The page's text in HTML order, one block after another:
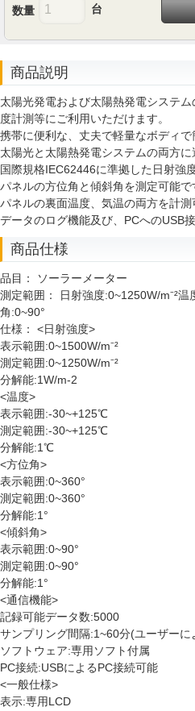
数量 台
商品説明
太陽光発電および太陽熱発電システ
度計測等にご利用いただけます。
携帯に便利な、丈夫で軽量なボディで
太陽光と太陽熱発電システムの両方に
国際規格IEC62446に準拠した日射強度
パネルの方位角と傾斜角を測定可能で
パネルの裏面温度、気温の両方を計測
データのログ機能及び、PCへのUSB
商品仕様
品目：
ソーラーメーター
測定範囲：
日射強度:0~1250W/m⁻²
角:0~90°
仕様： <日射強度>
表示範囲:0~1500W/m⁻²
測定範囲:0~1250W/m⁻²
分解能:1W/m-2
<温度>
表示範囲:-30~+125℃
測定範囲:-30~+125℃
分解能:1℃
<方位角>
表示範囲:0~360°
測定範囲:0~360°
分解能:1°
<傾斜角>
表示範囲:0~90°
測定範囲:0~90°
分解能:1°
<通信機能>
記録可能データ数:5000
サンプリング間隔:1~60分(ユーザーに
ソフトウェア:専用ソフト付属
PC接続:USBによるPC接続可能
<一般仕様>
表示:専用LCD